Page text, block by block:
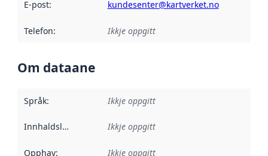
E-post: kundesenter@kartverket.no
Telefon: Ikkje oppgitt
Om dataane
Språk: Ikkje oppgitt
Innhaldsleverandørar :
Ikkje oppgitt
Opphav: Ikkje oppgitt